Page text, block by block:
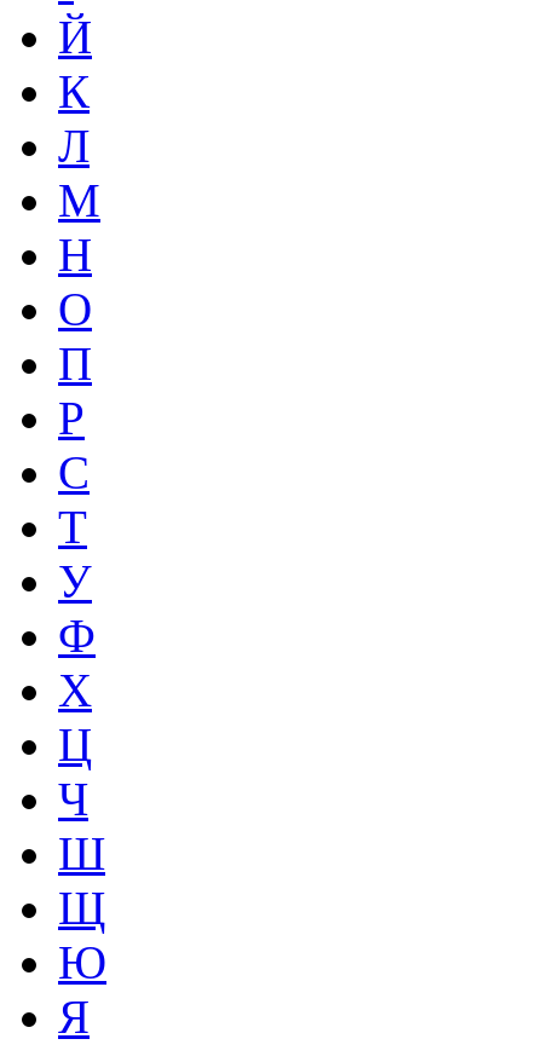
Й
К
Л
М
Н
О
П
Р
С
Т
У
Ф
Х
Ц
Ч
Ш
Щ
Ю
Я